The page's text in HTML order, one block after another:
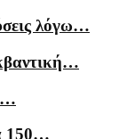
λόγω…
150…